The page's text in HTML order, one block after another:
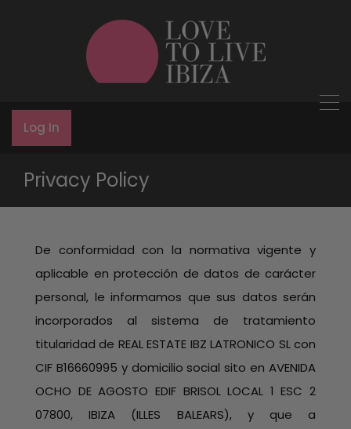
Log In
Privacy Policy
De conformidad con la normativa vigente y
aplicable en protección de datos de carácter
personal, le informamos que sus datos serán
incorporados al sistema de tratamiento
titularidad de REAL ESTATE IBZ LATRONICO SL con
CIF B16660995 y domicilio social sito en AVENIDA
OCHO DE AGOSTO EDIF BRISOL LOCAL 1 ESC 2
07800, IBIZA (ILLES BALEARS), y que a